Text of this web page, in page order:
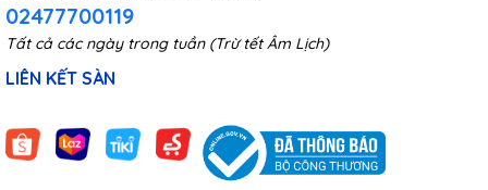
02477700119
Tất cả các ngày trong tuần (Trừ tết Âm Lịch)
LIÊN KẾT SÀN